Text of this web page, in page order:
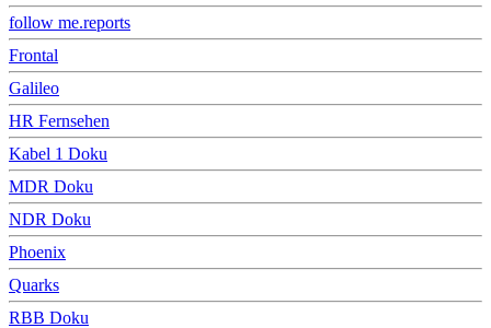
follow me.reports
Frontal
Galileo
HR Fernsehen
Kabel 1 Doku
MDR Doku
NDR Doku
Phoenix
Quarks
RBB Doku